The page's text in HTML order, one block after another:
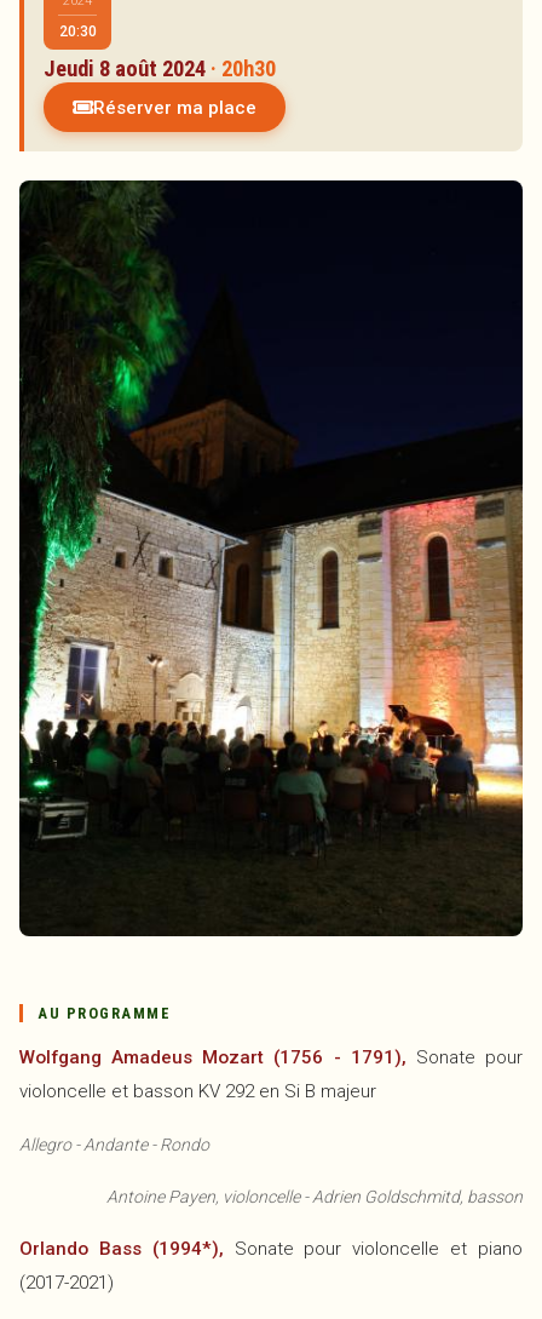
Artistes
Réservations
Partenaires
Inscription à la newsletter
20:30
Jeudi 8 août 2024 · 20h30
Réserver ma place
AU PROGRAMME
Wolfgang Amadeus Mozart (1756 - 1791), Sonate pour
violoncelle et basson KV 292 en Si B majeur
Allegro - Andante - Rondo
Antoine Payen, violoncelle - Adrien Goldschmitd, basson
Orlando Bass (1994*), Sonate pour violoncelle et piano
(2017-2021)